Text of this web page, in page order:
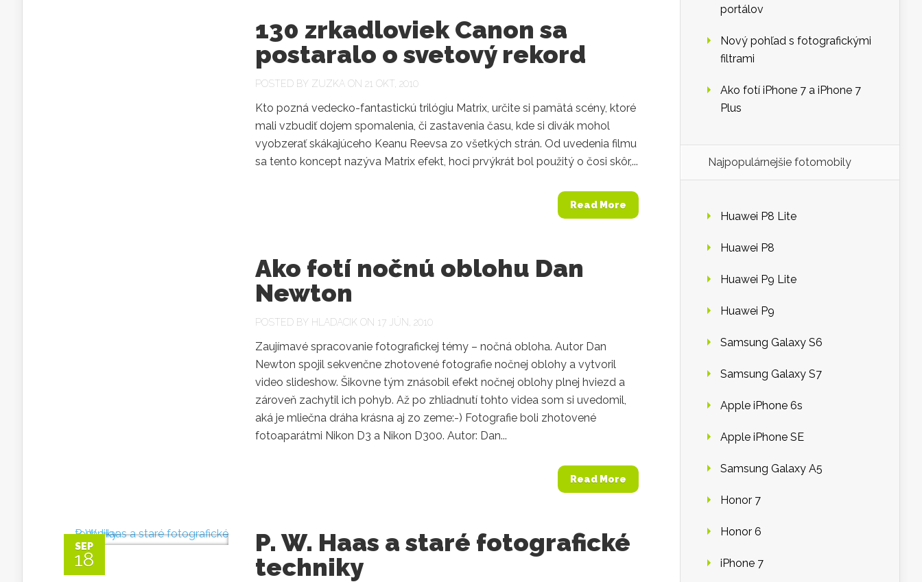
130 zrkadloviek Canon sa
postaralo o svetový rekord
POSTED BY ZUZKA ON 21 OKT, 2010
Kto pozná vedecko-fantastickú trilógiu Matrix, určite si pamätá scény, ktoré
mali vzbudiť dojem spomalenia, či zastavenia času, kde si divák mohol
vyobzerať skákajúceho Keanu Reevsa zo všetkých strán. Od uvedenia filmu
sa tento koncept nazýva Matrix efekt, hoci prvýkrát bol použitý o čosi skôr,...
Read More
Ako fotí nočnú oblohu Dan
Newton
POSTED BY HLADACIK ON 17 JÚN, 2010
Zaujímavé spracovanie fotografickej témy – nočná obloha. Autor Dan
Newton spojil sekvenčne zhotovené fotografie nočnej oblohy a vytvoril
video slideshow. Šikovne tým znásobil efekt nočnej oblohy plnej hviezd a
zároveň zachytil ich pohyb. Až po zhliadnutí tohto videa som si uvedomil,
aká je mliečna dráha krásna aj zo zeme:-) Fotografie boli zhotovené
fotoaparátmi Nikon D3 a Nikon D300. Autor: Dan...
Read More
SEP
18
P. W. Haas a staré fotografické
techniky
portálov
Nový pohľad s fotografickými
filtrami
Ako fotí iPhone 7 a iPhone 7
Plus
Najpopulárnejšie fotomobily
Huawei P8 Lite
Huawei P8
Huawei P9 Lite
Huawei P9
Samsung Galaxy S6
Samsung Galaxy S7
Apple iPhone 6s
Apple iPhone SE
Samsung Galaxy A5
Honor 7
Honor 6
iPhone 7